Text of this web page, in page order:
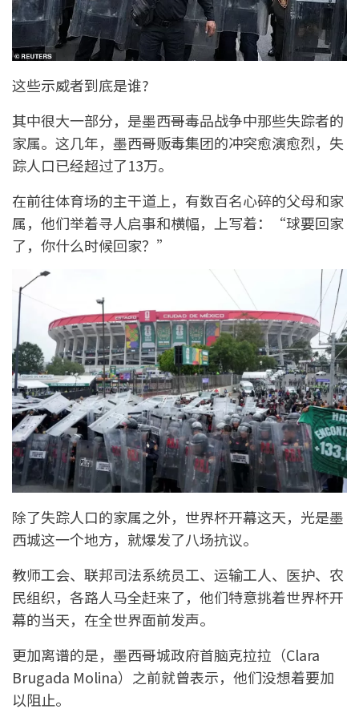
这些示威者到底是谁?
其中很大一部分，是墨西哥毒品战争中那些失踪者的
家属。这几年，墨西哥贩毒集团的冲突愈演愈烈，失
踪人口已经超过了13万。
在前往体育场的主干道上，有数百名心碎的父母和家
属，他们举着寻人启事和横幅，上写着：“球要回家
了，你什么时候回家？”
除了失踪人口的家属之外，世界杯开幕这天，光是墨
西城这一个地方，就爆发了八场抗议。
教师工会、联邦司法系统员工、运输工人、医护、农
民组织，各路人马全赶来了，他们特意挑着世界杯开
幕的当天，在全世界面前发声。
更加离谱的是，墨西哥城政府首脑克拉拉（Clara
Brugada Molina）之前就曾表示，他们没想着要加
以阻止。